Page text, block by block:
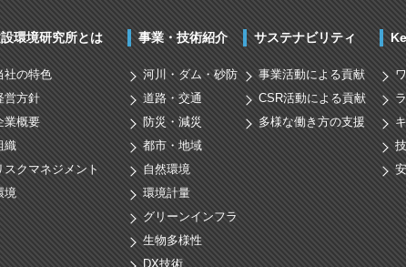
環境研究所とは
社の特色
営方針
業概要
織
スクマネジメント
境
事業・技術紹介
河川・ダム・砂防
道路・交通
防災・減災
都市・地域
自然環境
環境計量
グリーンインフラ
生物多様性
DX技術
サステナビリティ
事業活動による貢献
CSR活動による貢献
多様な働き方の支援